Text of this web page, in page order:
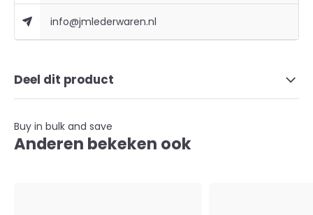
info@jmlederwaren.nl
Deel dit product
Buy in bulk and save
Anderen bekeken ook